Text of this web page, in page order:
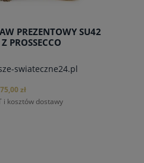
PREZENTOWY SU42
PROSSECCO
swiateczne24.pl
zł
i kosztów dostawy